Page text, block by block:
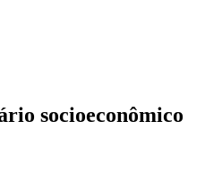
socioeconômico